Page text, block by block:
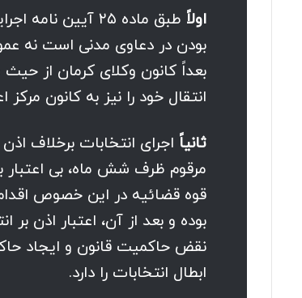
اولاً
بودن در دعاوی مدنی است نه
بعداً کانون وکلای کرمان از
انتقال خود را نیز به کانون
ثانیاً
بوده و بعد از آن، اعتبار اذن
نقض حاکمیت قانون و ایجاد
ابطال انتخابات را دارد.